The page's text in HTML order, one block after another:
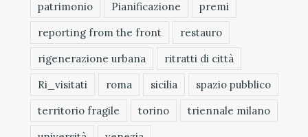
patrimonio
Pianificazione
premi
reporting from the front
restauro
rigenerazione urbana
ritratti di città
Ri_visitati
roma sicilia
spazio pubblico
territorio fragile
torino
triennale milano